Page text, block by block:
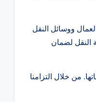
ووسائل النقل
النقل لضمان
من خلال التزامنا